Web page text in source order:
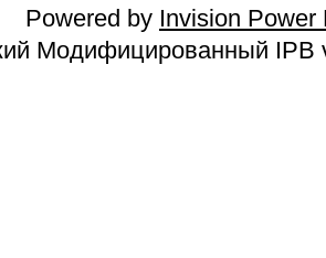
Powered by Invision Power
Модифицированный IPB